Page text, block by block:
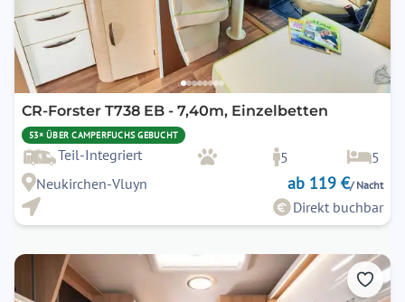
CR-Forster T738 EB - 7,40m, Einzelbetten
53× ÜBER CAMPERFUCHS GEBUCHT
Teil-Integriert 5
5
Neukirchen-Vluyn
ab 119 €/ Nacht
Direkt buchbar